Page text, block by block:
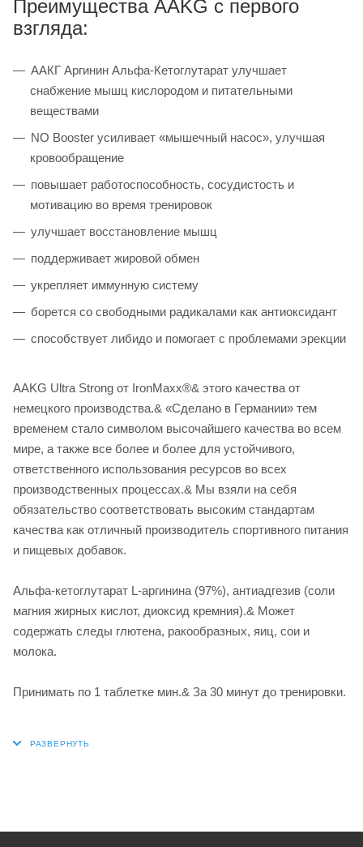
Преимущества AAKG с первого
взгляда:
ААКГ Аргинин Альфа-Кетоглутарат улучшает
снабжение мышц кислородом и питательными
веществами
NO Booster усиливает «мышечный насос», улучшая
кровообращение
повышает работоспособность, сосудистость и
мотивацию во время тренировок
улучшает восстановление мышц
поддерживает жировой обмен
укрепляет иммунную систему
борется со свободными радикалами как антиоксидант
способствует либидо и помогает с проблемами эрекции
AAKG Ultra Strong от IronMaxx®& этого качества от
немецкого производства.& «Сделано в Германии» тем
временем стало символом высочайшего качества во всем
мире, а также все более и более для устойчивого,
ответственного использования ресурсов во всех
производственных процессах.& Мы взяли на себя
обязательство соответствовать высоким стандартам
качества как отличный производитель спортивного питания
и пищевых добавок.
Альфа-кетоглутарат L-аргинина (97%), антиадгезив (соли
магния жирных кислот, диоксид кремния).& Может
содержать следы глютена, ракообразных, яиц, сои и
молока.
Принимать по 1 таблетке мин.& За 30 минут до тренировки.